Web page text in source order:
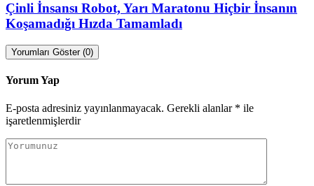
Çinli İnsansı Robot, Yarı Maratonu Hiçbir İnsanın
Koşamadığı Hızda Tamamladı
Yorumları Göster (0)
Yorum Yap
E-posta adresiniz yayınlanmayacak. Gerekli alanlar * ile
işaretlenmişlerdir